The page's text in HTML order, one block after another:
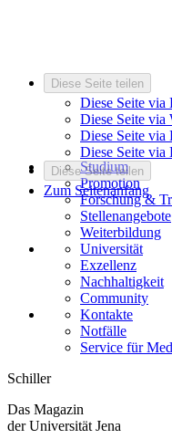
Diese Seite teilen
Diese Seite via
Diese Seite via
Diese Seite via
Diese Seite via
Diese Seite teilen
Zum Seitenanfang
Studium
Promotion
Forschung &
Stellenangebote
Weiterbildung
Universität
Exzellenz
Nachhaltigkeit
Community
Kontakte
Notfälle
Service für
Schiller
Das Magazin
der Universität Jena